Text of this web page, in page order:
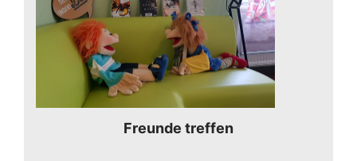
Freunde treffen